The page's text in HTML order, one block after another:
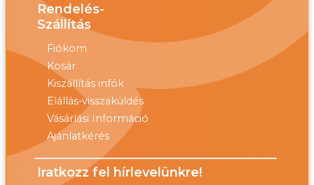
Rendelés-
Szállítás
Fiókom
Kosár
Kiszállítás infók
Elállás-visszaküldés
Vásárlási Információ
Ajánlatkérés
Iratkozz fel hírlevelünkre!